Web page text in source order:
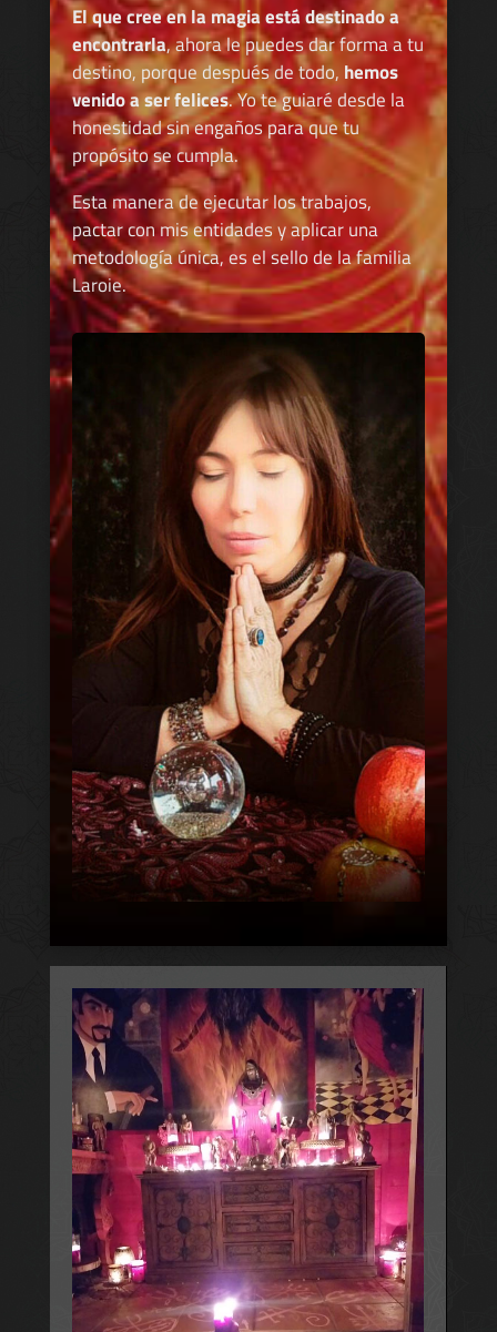
El que cree en la magia está destinado a
encontrarla, ahora le puedes dar forma a tu
destino, porque después de todo, hemos
venido a ser felices. Yo te guiaré desde la
honestidad sin engaños para que tu
propósito se cumpla.
Esta manera de ejecutar los trabajos,
pactar con mis entidades y aplicar una
metodología única, es el sello de la familia
Laroie.